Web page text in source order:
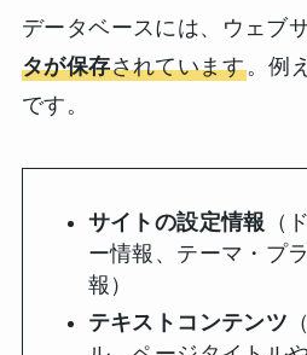
データベースには、ウェブ
タが保存されています。例
です。
サイトの設定情報 （
ー情報、テーマ・プ
報）
テキストコンテンツ